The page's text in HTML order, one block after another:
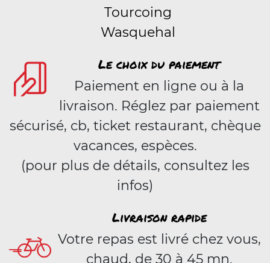
Tourcoing
Wasquehal
Le choix du paiement
Paiement en ligne ou à la
livraison. Réglez par paiement
sécurisé, cb, ticket restaurant, chèque
vacances, espèces.
(pour plus de détails, consultez les
infos)
Livraison rapide
Votre repas est livré chez vous,
chaud, de 30 à 45 mn.